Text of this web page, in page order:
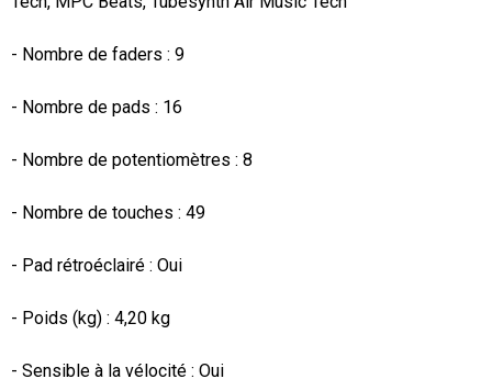
- Nombre de faders : 9
- Nombre de pads : 16
- Nombre de potentiomètres : 8
- Nombre de touches : 49
- Pad rétroéclairé : Oui
- Poids (kg) : 4,20 kg
- Sensible à la vélocité : Oui